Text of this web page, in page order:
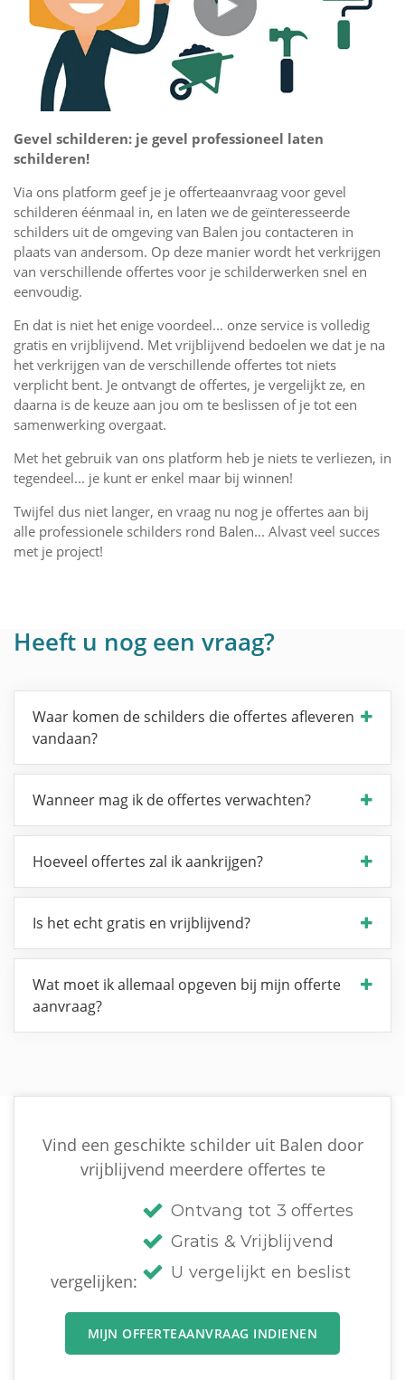
Gevel schilderen: je gevel professioneel laten
schilderen!
Via ons platform geef je je offerteaanvraag voor gevel
schilderen éénmaal in, en laten we de geïnteresseerde
schilders uit de omgeving van Balen jou contacteren in
plaats van andersom. Op deze manier wordt het verkrijgen
van verschillende offertes voor je schilderwerken snel en
eenvoudig.
En dat is niet het enige voordeel... onze service is volledig
gratis en vrijblijvend. Met vrijblijvend bedoelen we dat je na
het verkrijgen van de verschillende offertes tot niets
verplicht bent. Je ontvangt de offertes, je vergelijkt ze, en
daarna is de keuze aan jou om te beslissen of je tot een
samenwerking overgaat.
Met het gebruik van ons platform heb je niets te verliezen, in
tegendeel... je kunt er enkel maar bij winnen!
Twijfel dus niet langer, en vraag nu nog je offertes aan bij
alle professionele schilders rond Balen... Alvast veel succes
met je project!
Heeft u nog een vraag?
Waar komen de schilders die offertes afleveren
vandaan?
Wanneer mag ik de offertes verwachten?
Hoeveel offertes zal ik aankrijgen?
Is het echt gratis en vrijblijvend?
Wat moet ik allemaal opgeven bij mijn offerte
aanvraag?
Vind een geschikte schilder uit Balen door
vrijblijvend meerdere offertes te
vergelijken:
Ontvang tot 3 offertes
Gratis & Vrijblijvend
U vergelijkt en beslist
MIJN OFFERTEAANVRAAG INDIENEN